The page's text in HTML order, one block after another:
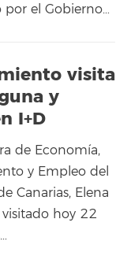
el Gobierno…
visita
y
I+D
de Economía,
y Empleo del
Canarias, Elena
visitado hoy 22